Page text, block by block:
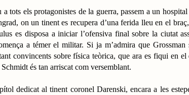
a tots els protagonistes de la guerra, passem a un
on un tinent es recupera d’una ferida lleu en el
es disposa a iniciar l’ofensiva final sobre la ciutat
a témer el militar. Si ja m’admira que Grossman
convincents sobre física teòrica, que ara es fiqui en el
és tan arriscat com versemblant.
dedicat al tinent coronel Darenski, encara a les